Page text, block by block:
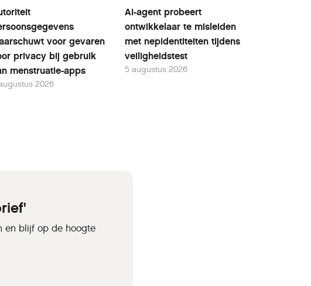
voor gevaren
privacy bij gebruik
menstruatie-apps
2026
AI-agent probeert
ontwikkelaar te misleiden
met nepidentiteiten tijdens
veiligheidstest
5 augustus 2026
en blijf op de hoogte